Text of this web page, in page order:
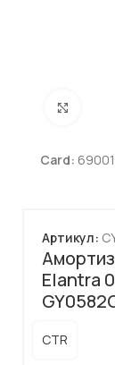
Card:
Elantra
Артикул:
CTR